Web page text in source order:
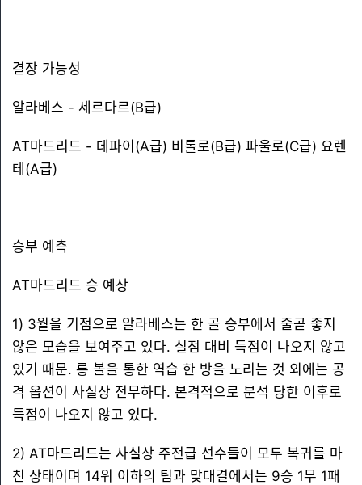
결장 가능성
알라베스 - 세르다르(B급)
AT마드리드 - 데파이(A급) 비톨로(B급) 파울로(C급) 요렌
테(A급)
승부 예측
AT마드리드 승 예상
1) 3월을 기점으로 알라베스는 한 골 승부에서 줄곧 좋지
않은 모습을 보여주고 있다. 실점 대비 득점이 나오지 않고
있기 때문. 롱 볼을 통한 역습 한 방을 노리는 것 외에는 공
격 옵션이 사실상 전무하다. 본격적으로 분석 당한 이후로
득점이 나오지 않고 있다.
2) AT마드리드는 사실상 주전급 선수들이 모두 복귀를 마
친 상태이며 14위 이하의 팀과 맞대결에서는 9승 1무 1패